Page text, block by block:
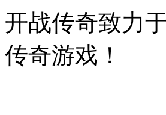
开战传奇致力
传奇游戏！